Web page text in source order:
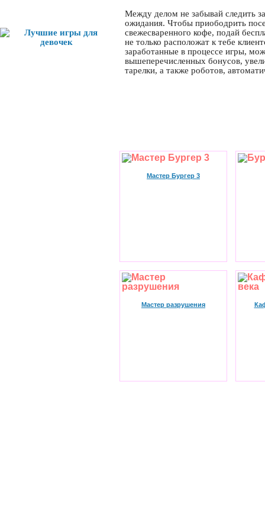
Между делом не забывай следить
ожидания. Чтобы приободрить
свежесваренного кофе, подай
не только расположат к тебе
заработанные в процессе игры,
вышеперечисленных бонусов,
тарелки, а также роботов,
Мастер Бургер 3
Мастер разрушения